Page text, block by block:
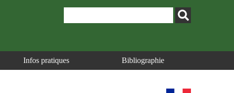
Infos pratiques Bibliographie